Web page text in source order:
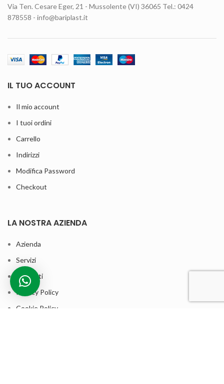
Via Ten. Cesare Eger, 21 - Mussolente (VI) 36065 Tel.: 0424
878558 - info@bariplast.it
IL TUO ACCOUNT
Il mio account
I tuoi ordini
Carrello
Indirizzi
Modifica Password
Checkout
LA NOSTRA AZIENDA
Azienda
Servizi
Contatti
Privacy Policy
Cookie Policy